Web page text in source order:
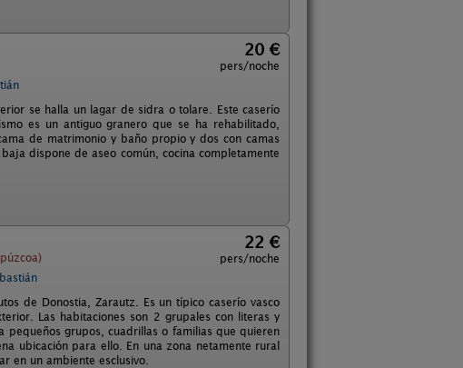
20 €
pers/noche
se halla un lagar de sidra o tolare. Este caserío
es un antiguo granero que se ha rehabilitado,
de matrimonio y baño propio y dos con camas
dispone de aseo común, cocina completamente
22 €
pers/noche
de Donostia, Zarautz. Es un típico caserío vasco
Las habitaciones son 2 grupales con literas y
grupos, cuadrillas o familias que quieren
ubicación para ello. En una zona netamente rural
en un ambiente esclusivo.